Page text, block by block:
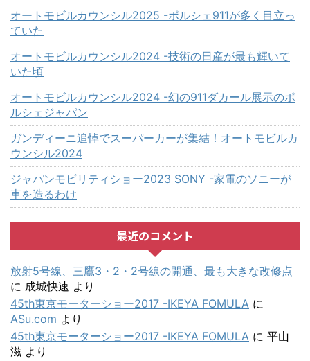
オートモビルカウンシル2025 -ポルシェ911が多く目立っ
ていた
オートモビルカウンシル2024 -技術の日産が最も輝いて
いた頃
オートモビルカウンシル2024 -幻の911ダカール展示のポ
ルシェジャパン
ガンディーニ追悼でスーパーカーが集結！オートモビルカ
ウンシル2024
ジャパンモビリティショー2023 SONY -家電のソニーが
車を造るわけ
最近のコメント
放射5号線、三鷹3・2・2号線の開通、最も大きな改修点
に 成城快速 より
45th東京モーターショー2017 -IKEYA FOMULA に
ASu.com より
45th東京モーターショー2017 -IKEYA FOMULA に 平山
滋 より